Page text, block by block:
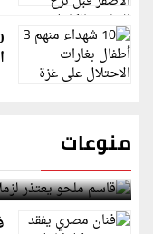
منوعات
قاسم ملحو يعتذر